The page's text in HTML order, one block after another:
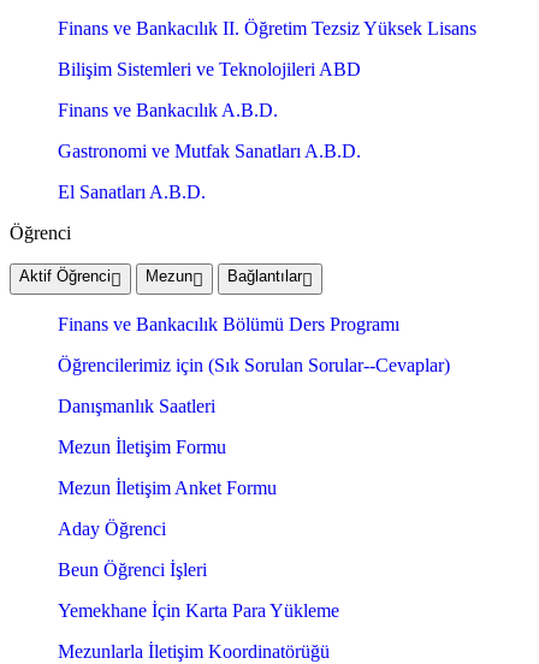
Finans ve Bankacılık II. Öğretim Tezsiz Yüksek Lisans
Bilişim Sistemleri ve Teknolojileri ABD
Finans ve Bankacılık A.B.D.
Gastronomi ve Mutfak Sanatları A.B.D.
El Sanatları A.B.D.
Öğrenci
Aktif Öğrenci Mezun Bağlantılar
Finans ve Bankacılık Bölümü Ders Programı
Öğrencilerimiz için (Sık Sorulan Sorular--Cevaplar)
Danışmanlık Saatleri
Mezun İletişim Formu
Mezun İletişim Anket Formu
Aday Öğrenci
Beun Öğrenci İşleri
Yemekhane İçin Karta Para Yükleme
Mezunlarla İletişim Koordinatörüğü